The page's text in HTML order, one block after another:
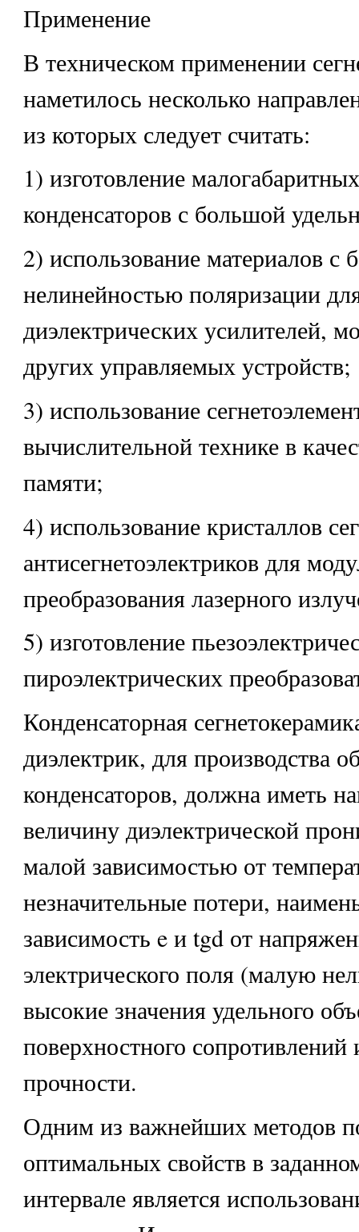
Применение
В техническом применении
наметилось несколько
из которых следует считать:
1) изготовление
конденсаторов с большой
2) использование материалов с
нелинейностью поляризации
диэлектрических усилителей,
других управляемых устройств;
3) использование
вычислительной технике в
памяти;
4) использование кристаллов
антисегнетоэлектриков для
преобразования лазерного
5) изготовление
пироэлектрических
Конденсаторная
диэлектрик, для производства
конденсаторов, должна иметь
величину диэлектрической
малой зависимостью от
незначительные потери,
зависимость e и tgd от
электрического поля (малую
высокие значения удельного
поверхностного сопротивлений
прочности.
Одним из важнейших методов
оптимальных свойств в
интервале является